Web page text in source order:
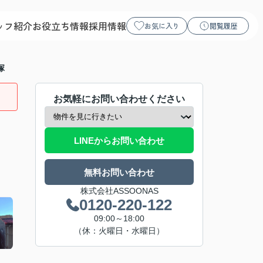
フ紹介お役立ち情報採用情報 お気に入り 閲覧履歴
お気軽にお問い合わせください
LINEからお問い合わせ
無料お問い合わせ
株式会社ASSOONAS
0120-220-122
09:00～18:00
（休：火曜日・水曜日）